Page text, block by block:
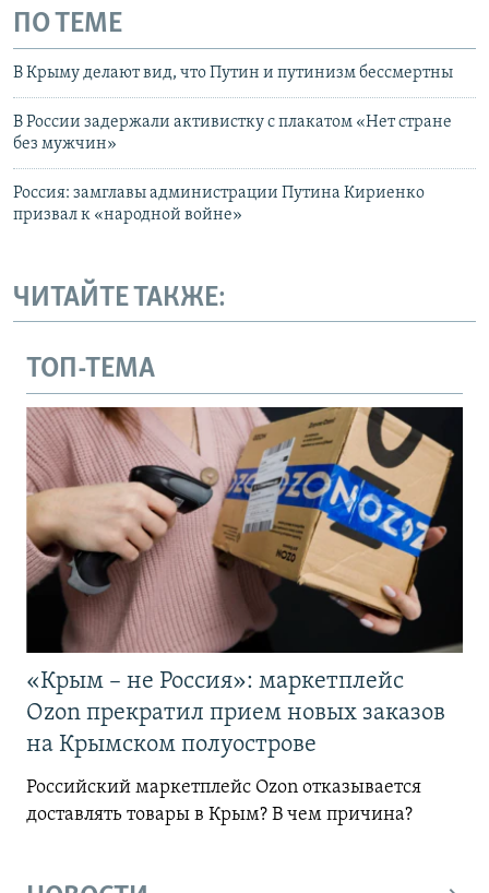
ПО ТЕМЕ
В Крыму делают вид, что Путин и путинизм бессмертны
В России задержали активистку с плакатом «Нет стране
без мужчин»
Россия: замглавы администрации Путина Кириенко
призвал к «народной войне»
ЧИТАЙТЕ ТАКЖЕ:
ТОП-ТЕМА
«Крым – не Россия»: маркетплейс
Ozon прекратил прием новых заказов
на Крымском полуострове
Российский маркетплейс Ozon отказывается
доставлять товары в Крым? В чем причина?